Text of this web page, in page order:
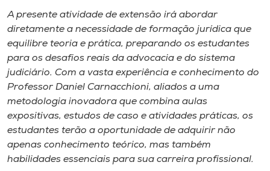
Rádio
Museu
Unoesc
Store
Selecione
A presente atividade de extensão irá abordar
diretamente a necessidade de formação jurídica que
equilibre teoria e prática, preparando os estudantes
para os desafios reais da advocacia e do sistema
judiciário. Com a vasta experiência e conhecimento do
Professor Daniel Carnacchioni, aliados a uma
metodologia inovadora que combina aulas
expositivas, estudos de caso e atividades práticas, os
estudantes terão a oportunidade de adquirir não
apenas conhecimento teórico, mas também
habilidades essenciais para sua carreira profissional.